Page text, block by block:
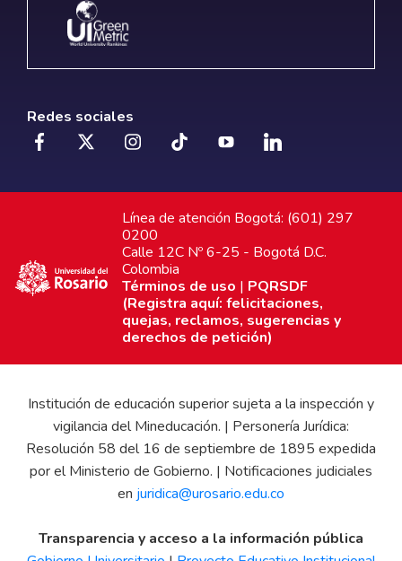
Redes sociales
Línea de atención Bogotá: (601) 297
0200
Calle 12C Nº 6-25 - Bogotá D.C.
Colombia
Términos de uso | PQRSDF
(Registra aquí: felicitaciones,
quejas, reclamos, sugerencias y
derechos de petición)
Institución de educación superior sujeta a la inspección y
vigilancia del Mineducación. | Personería Jurídica:
Resolución 58 del 16 de septiembre de 1895 expedida
por el Ministerio de Gobierno. | Notificaciones judiciales
en juridica@urosario.edu.co
Transparencia y acceso a la información pública